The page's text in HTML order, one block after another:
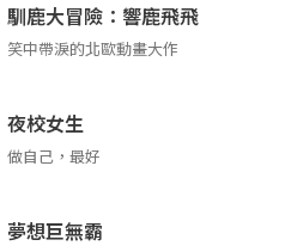
馴鹿大冒險：響鹿飛飛
笑中帶淚的北歐動畫大作
夜校女生
做自己，最好
夢想巨無霸